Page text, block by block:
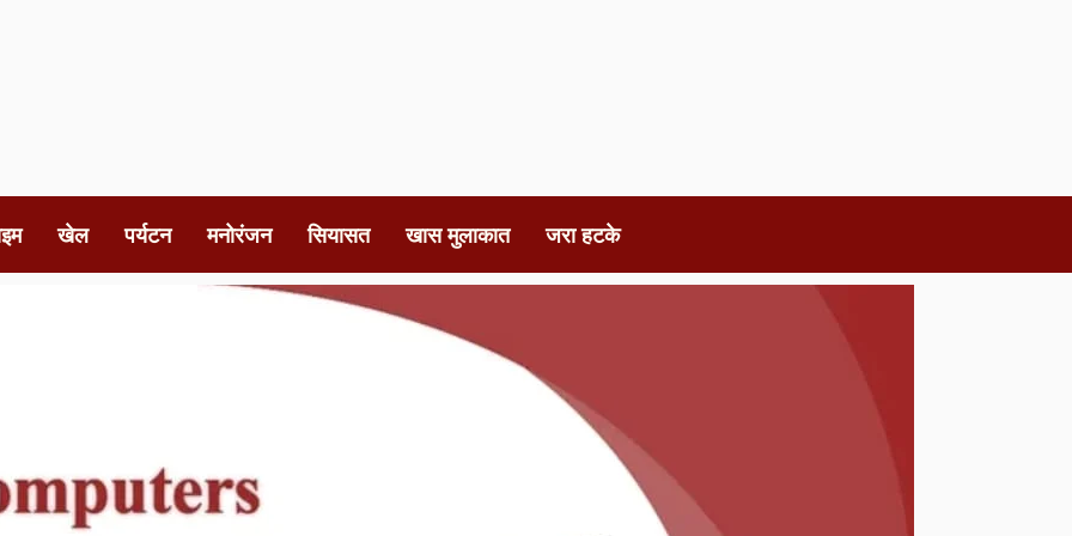
खेल पर्यटन मनोरंजन सियासत खास मुलाकात जरा हटके